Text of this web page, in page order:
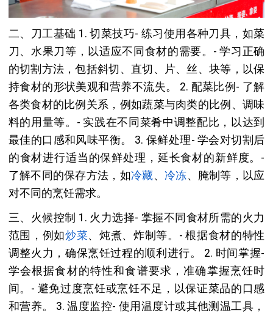
二、刀工基础 1. 切菜技巧- 练习使用各种刀具，如菜
刀、水果刀等，以适应不同食材的需要。- 学习正确
的切割方法，包括斜切、直切、片、丝、块等，以保
持食材的形状美观和营养不流失。 2. 配菜比例- 了解
各类食材的比例关系，例如蔬菜与肉类的比例、调味
料的用量等。- 实践在不同菜肴中调整配比，以达到
最佳的口感和风味平衡。 3. 保鲜处理- 学会对切割后
的食材进行适当的保鲜处理，延长食材的新鲜度。-
了解不同的保存方法，如冷藏、 冷冻、腌制等，以应
对不同的烹饪需求。
三、火候控制 1. 火力选择- 掌握不同食材所需的火力
范围，例如炒菜、炖煮、炸制等。- 根据食材的特性
调整火力，确保烹饪过程的顺利进行。 2. 时间掌握-
学会根据食材的特性和食谱要求，准确掌握烹饪时
间。- 避免过度烹饪或烹饪不足，以保证菜品的口感
和营养。 3. 温度监控- 使用温度计或其他测温工具，